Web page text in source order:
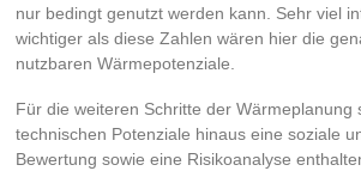
nur bedingt genutzt werden kann. Sehr viel
wichtiger als diese Zahlen wären hier die
nutzbaren Wärmepotenziale.
Für die weiteren Schritte der Wärmeplanung
technischen Potenziale hinaus eine soziale
Bewertung sowie eine Risikoanalyse